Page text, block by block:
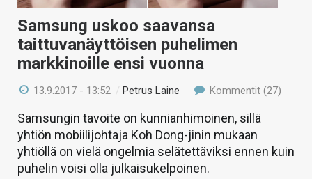
Samsung uskoo saavansa
taittuvanäyttöisen puhelimen
markkinoille ensi vuonna
13.9.2017 - 13:52 /Petrus Laine Kommentit (27)
Samsungin tavoite on kunnianhimoinen, sillä
yhtiön mobiilijohtaja Koh Dong-jinin mukaan
yhtiöllä on vielä ongelmia selätettäviksi ennen kuin
puhelin voisi olla julkaisukelpoinen.